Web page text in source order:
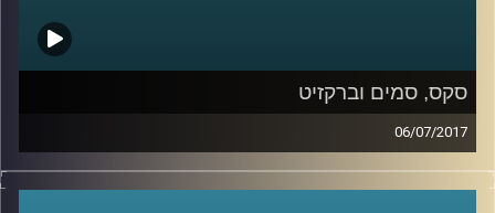
סקס, סמים וברקזיט
06/07/2017
מדוע צעירי שנות השישים כל כך זעמו על דור